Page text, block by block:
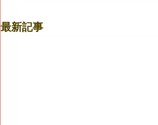
最新記事